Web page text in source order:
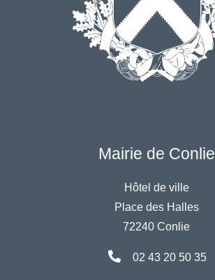
Mairie de Conlie
Hôtel de ville
Place des Halles
72240 Conlie
02 43 20 50 35